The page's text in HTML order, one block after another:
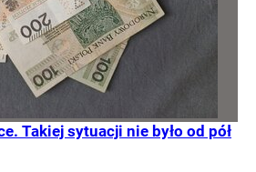
Takiej sytuacji nie było od pół